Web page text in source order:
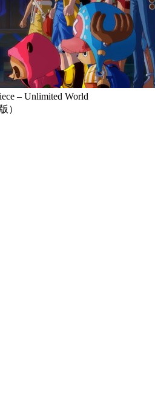
– Unlimited World
）